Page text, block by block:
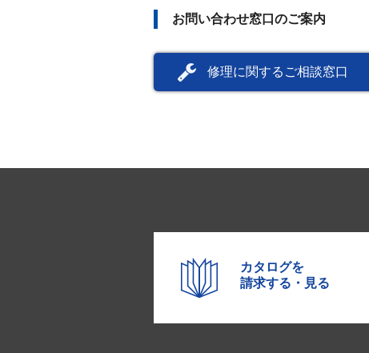
お問い合わせ窓口のご案内
修理に関するご相談窓口
カタログを
請求する・見る